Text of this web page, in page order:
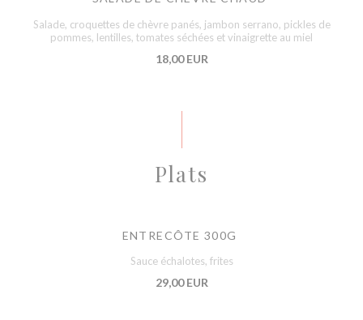
Salade, croquettes de chèvre panés, jambon serrano, pickles de
pommes, lentilles, tomates séchées et vinaigrette au miel
18,00 EUR
Plats
ENTRECÔTE 300G
Sauce échalotes, frites
29,00 EUR